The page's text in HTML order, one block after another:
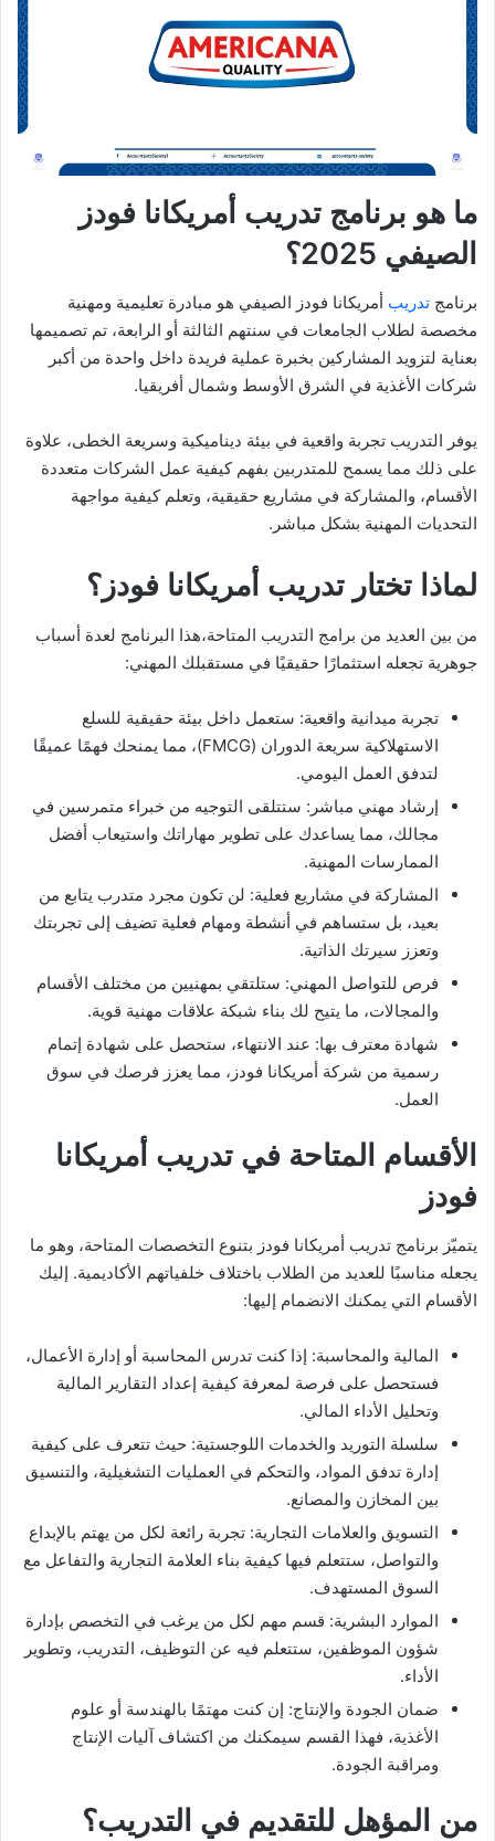
ما هو برنامج تدريب أمريكانا فودز
الصيفي 2025؟
برنامج تدريب أمريكانا فودز الصيفي هو مبادرة تعليمية ومهنية
مخصصة لطلاب الجامعات في سنتهم الثالثة أو الرابعة، تم تصميمها
بعناية لتزويد المشاركين بخبرة عملية فريدة داخل واحدة من أكبر
شركات الأغذية في الشرق الأوسط وشمال أفريقيا.
يوفر التدريب تجربة واقعية في بيئة ديناميكية وسريعة الخطى، علاوة
على ذلك مما يسمح للمتدربين بفهم كيفية عمل الشركات متعددة
الأقسام، والمشاركة في مشاريع حقيقية، وتعلم كيفية مواجهة
التحديات المهنية بشكل مباشر.
لماذا تختار تدريب أمريكانا فودز؟
من بين العديد من برامج التدريب المتاحة،هذا البرنامج لعدة أسباب
جوهرية تجعله استثمارًا حقيقيًا في مستقبلك المهني:
تجربة ميدانية واقعية: ستعمل داخل بيئة حقيقية للسلع
الاستهلاكية سريعة الدوران (FMCG)، مما يمنحك فهمًا عميقًا
لتدفق العمل اليومي.
إرشاد مهني مباشر: ستتلقى التوجيه من خبراء متمرسين في
مجالك، مما يساعدك على تطوير مهاراتك واستيعاب أفضل
الممارسات المهنية.
المشاركة في مشاريع فعلية: لن تكون مجرد متدرب يتابع من
بعيد، بل ستساهم في أنشطة ومهام فعلية تضيف إلى تجربتك
وتعزز سيرتك الذاتية.
فرص للتواصل المهني: ستلتقي بمهنيين من مختلف الأقسام
والمجالات، ما يتيح لك بناء شبكة علاقات مهنية قوية.
شهادة معترف بها: عند الانتهاء، ستحصل على شهادة إتمام
رسمية من شركة أمريكانا فودز، مما يعزز فرصك في سوق
العمل.
الأقسام المتاحة في تدريب أمريكانا
فودز
يتميّز برنامج تدريب أمريكانا فودز بتنوع التخصصات المتاحة، وهو ما
يجعله مناسبًا للعديد من الطلاب باختلاف خلفياتهم الأكاديمية. إليك
الأقسام التي يمكنك الانضمام إليها:
المالية والمحاسبة: إذا كنت تدرس المحاسبة أو إدارة الأعمال،
فستحصل على فرصة لمعرفة كيفية إعداد التقارير المالية
وتحليل الأداء المالي.
سلسلة التوريد والخدمات اللوجستية: حيث تتعرف على كيفية
إدارة تدفق المواد، والتحكم في العمليات التشغيلية، والتنسيق
بين المخازن والمصانع.
التسويق والعلامات التجارية: تجربة رائعة لكل من يهتم بالإبداع
والتواصل، ستتعلم فيها كيفية بناء العلامة التجارية والتفاعل مع
السوق المستهدف.
الموارد البشرية: قسم مهم لكل من يرغب في التخصص بإدارة
شؤون الموظفين، ستتعلم فيه عن التوظيف، التدريب، وتطوير
الأداء.
ضمان الجودة والإنتاج: إن كنت مهتمًا بالهندسة أو علوم
الأغذية، فهذا القسم سيمكنك من اكتشاف آليات الإنتاج
ومراقبة الجودة.
من المؤهل للتقديم في التدريب؟